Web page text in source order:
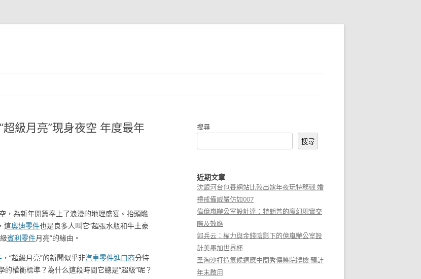
級月亮”現身夜空 年度最年
，為新年開篇奉上了浪漫的地理盛宴。抬頭瞻
這奧迪零件也是良多人叫它“超張水瓶和牛土豪
賓利零件月亮”的緣由。
，“超級月亮”的新聞似乎非汽車零件進口商分特
權衡標準？為什么這段時間它總是“超級”呢？
搜尋
搜尋
近期文章
沈銀河台包養網站比較出嫁年夜玩特務戰 婚
禮戒備威嚴仿如007
偉億嵐辦公室設計達：特朗普的魔幻現實交
際及效應
郭兵云：權力與金錢陰影下的億嵐辦公室設
計美墨加世界杯
圣淘沙打造氣候適應中間秀傳醫院體檢 預計
年末啟用